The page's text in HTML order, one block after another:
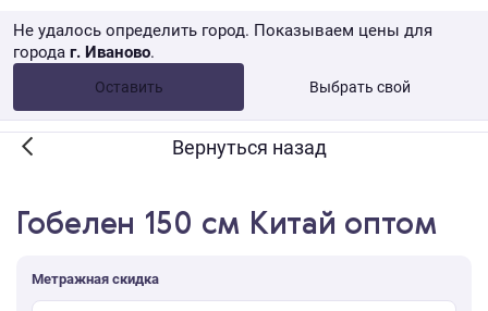
Не удалось определить город. Показываем цены для
города г. Иваново.
Оставить Выбрать свой
от 10 000 ₽ Розница → WB
Вернуться назад
Гобелен 150 см Китай оптом
Метражная скидка